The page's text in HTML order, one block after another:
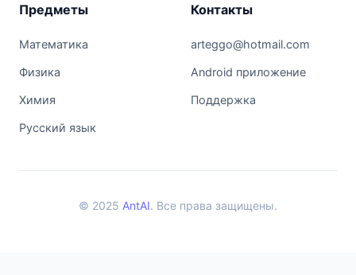
Предметы
Математика
Физика
Химия
Русский язык
Контакты
arteggo@hotmail.com
Android приложение
Поддержка
© 2025 AntAI. Все права защищены.